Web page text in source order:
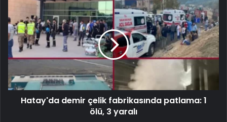
Hatay'da demir çelik fabrikasında patlama: 1
ölü, 3 yaralı